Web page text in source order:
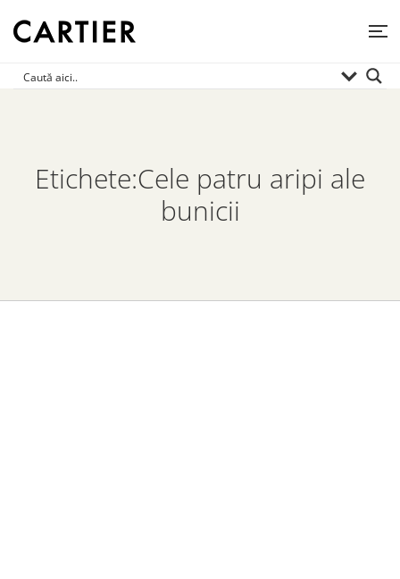
Etichete:Cele patru aripi ale
bunicii